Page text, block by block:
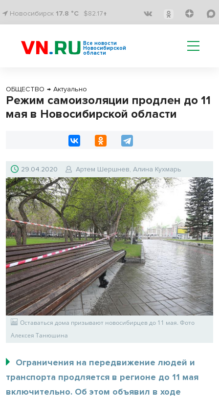
Новосибирск 17.8 °C $82.17↑
Все новости
Новосибирской
области
ОБЩЕСТВО → Актуально
Режим самоизоляции продлен до 11
мая в Новосибирской области
29.04.2020 Артем Шершнев, Алина Кухмарь
Оставаться дома призывают новосибирцев до 11 мая. Фото
Алексея Танюшина
Ограничения на передвижение людей и
транспорта продляется в регионе до 11 мая
включительно. Об этом объявил в ходе